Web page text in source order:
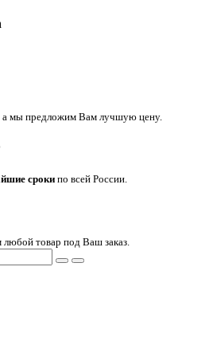
, а мы предложим Вам лучшую цену.
сроки по всей России.
товар под Ваш заказ.